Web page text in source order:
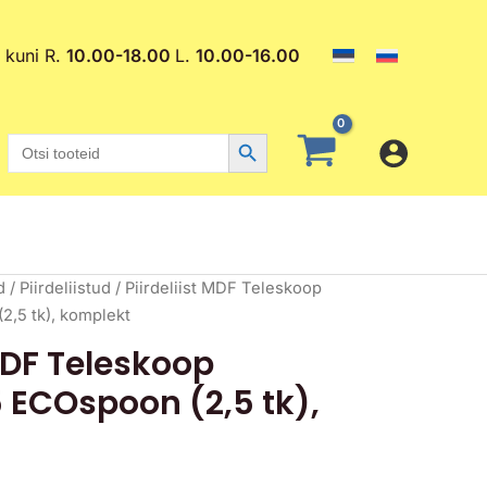
kuni R. 10.00-18.00 L. 10.00-16.00
Search
for:
Search Button
/ Piirdeliistud / Piirdeliist MDF Teleskoop
tk), komplekt
Teleskoop
ECOspoon (2,5 tk),